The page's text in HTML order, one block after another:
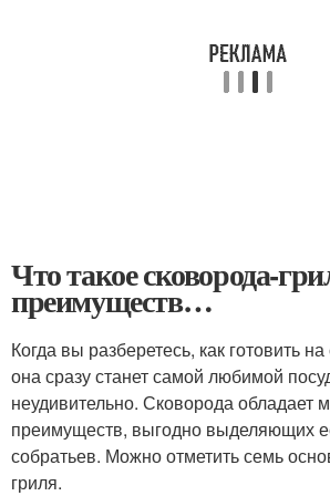
Что такое сковорода-
преимуществ…
Когда вы разберетесь, как готовить
она сразу станет самой любимой
неудивительно. Сковорода обладает
преимуществ, выгодно выделяющих
собратьев. Можно отметить семь
гриля.